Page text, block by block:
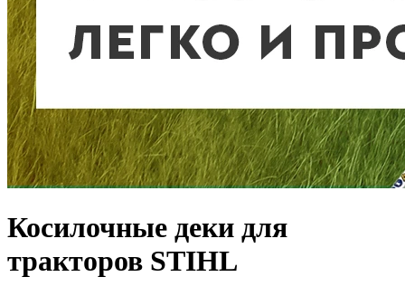
Косилочные деки для
тракторов STIHL